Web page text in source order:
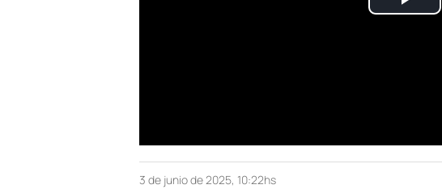
Play
3 de junio de 2025, 10:22hs